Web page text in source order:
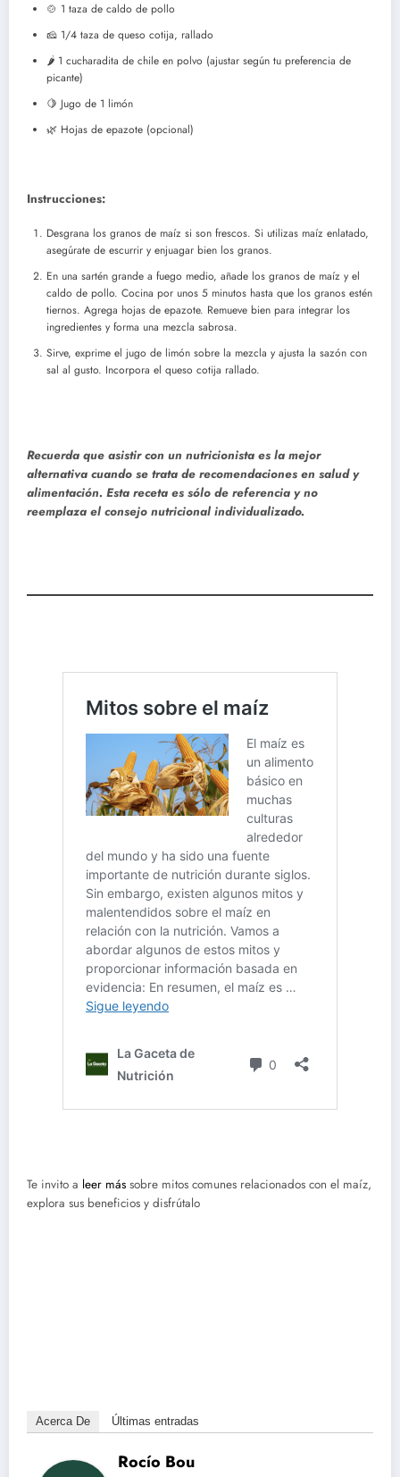
🍲 1 taza de caldo de pollo
🧀 1/4 taza de queso cotija, rallado
🌶️ 1 cucharadita de chile en polvo (ajustar según tu preferencia de
picante)
🍋 Jugo de 1 limón
🌿 Hojas de epazote (opcional)
Instrucciones:
Desgrana los granos de maíz si son frescos. Si utilizas maíz enlatado,
asegúrate de escurrir y enjuagar bien los granos.
En una sartén grande a fuego medio, añade los granos de maíz y el
caldo de pollo. Cocina por unos 5 minutos hasta que los granos estén
tiernos. Agrega hojas de epazote. Remueve bien para integrar los
ingredientes y forma una mezcla sabrosa.
Sirve, exprime el jugo de limón sobre la mezcla y ajusta la sazón con
sal al gusto. Incorpora el queso cotija rallado.
Recuerda que asistir con un nutricionista es la mejor
alternativa cuando se trata de recomendaciones en salud y
alimentación. Esta receta es sólo de referencia y no
reemplaza el consejo nutricional individualizado.
Te invito a leer más sobre mitos comunes relacionados con el maíz,
explora sus beneficios y disfrútalo
Acerca De Últimas entradas
Rocío Bou